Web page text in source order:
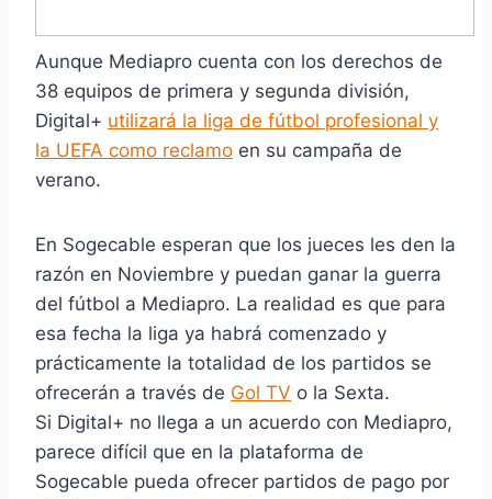
Aunque Mediapro cuenta con los derechos de
38 equipos de primera y segunda división,
Digital+ utilizará la liga de fútbol profesional y
la UEFA como reclamo en su campaña de
verano.
En Sogecable esperan que los jueces les den la
razón en Noviembre y puedan ganar la guerra
del fútbol a Mediapro. La realidad es que para
esa fecha la liga ya habrá comenzado y
prácticamente la totalidad de los partidos se
ofrecerán a través de Gol TV o la Sexta.
Si Digital+ no llega a un acuerdo con Mediapro,
parece difícil que en la plataforma de
Sogecable pueda ofrecer partidos de pago por